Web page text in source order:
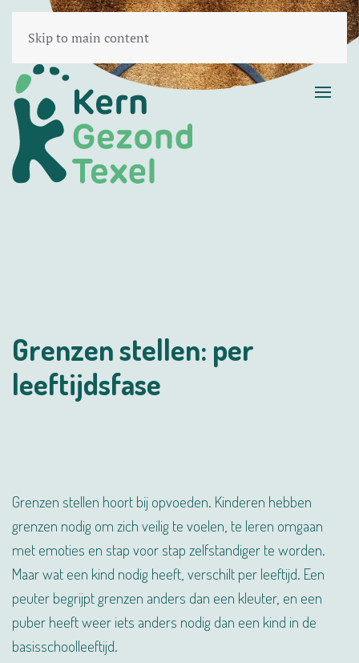
Skip to main content
Grenzen stellen: per
leeftijdsfase
Grenzen stellen hoort bij opvoeden. Kinderen hebben
grenzen nodig om zich veilig te voelen, te leren omgaan
met emoties en stap voor stap zelfstandiger te worden.
Maar wat een kind nodig heeft, verschilt per leeftijd. Een
peuter begrijpt grenzen anders dan een kleuter, en een
puber heeft weer iets anders nodig dan een kind in de
basisschoolleeftijd.